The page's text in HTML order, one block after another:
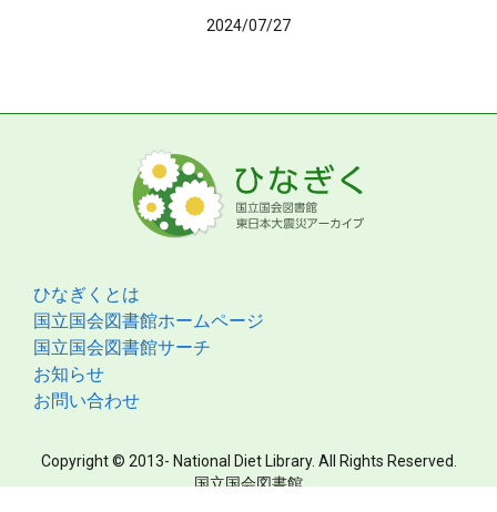
2024/07/27
ひなぎくとは
国立国会図書館ホームページ
国立国会図書館サーチ
お知らせ
お問い合わせ
Copyright © 2013- National Diet Library. All Rights Reserved.